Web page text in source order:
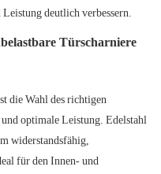
Leistung deutlich verbessern.
Türscharniere
die Wahl des richtigen
optimale Leistung. Edelstahl
widerstandsfähig,
für den Innen- und